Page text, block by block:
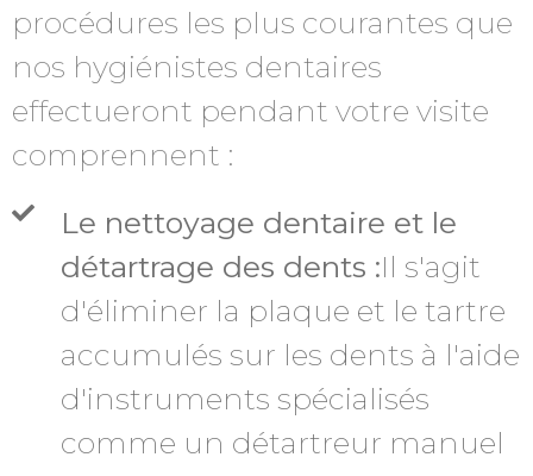
procédures les plus courantes que
nos hygiénistes dentaires
effectueront pendant votre visite
comprennent :
Le nettoyage dentaire et le
détartrage des dents :Il s'agit
d'éliminer la plaque et le tartre
accumulés sur les dents à l'aide
d'instruments spécialisés
comme un détartreur manuel